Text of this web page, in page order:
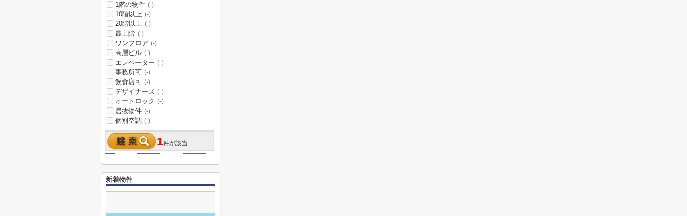
1階の物件 (-)
10階以上 (-)
20階以上 (-)
最上階 (-)
ワンフロア (-)
高層ビル (-)
エレベーター (-)
事務所可 (-)
飲食店可 (-)
デザイナーズ (-)
オートロック (-)
居抜物件 (-)
個別空調 (-)
1件が該当
新着物件